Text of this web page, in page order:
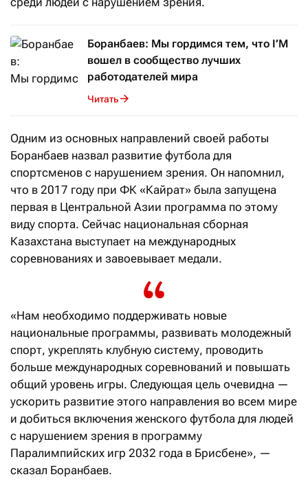
Боранбаев: Мы гордимся тем, что I’M
вошел в сообщество лучших
работодателей мира
Читать
Одним из основных направлений своей работы
Боранбаев назвал развитие футбола для
спортсменов с нарушением зрения. Он напомнил,
что в 2017 году при ФК «Кайрат» была запущена
первая в Центральной Азии программа по этому
виду спорта. Сейчас национальная сборная
Казахстана выступает на международных
соревнованиях и завоевывает медали.
«Нам необходимо поддерживать новые
национальные программы, развивать молодежный
спорт, укреплять клубную систему, проводить
больше международных соревнований и повышать
общий уровень игры. Следующая цель очевидна —
ускорить развитие этого направления во всем мире
и добиться включения женского футбола для людей
с нарушением зрения в программу
Паралимпийских игр 2032 года в Брисбене», —
сказал Боранбаев.